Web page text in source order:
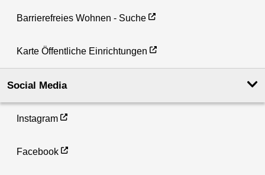
Barrierefreies Wohnen - Suche
Karte Öffentliche Einrichtungen
Social Media
Instagram
Facebook